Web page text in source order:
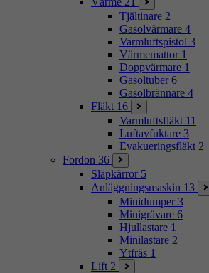
Tjältinare 2
Gasolvärmare 4
Varmluftspistol 3
Värmemattor 1
Doppvärmare 1
Gasoltuber 6
Gasolbrännare 4
Fläkt 16
Varmluftsfläkt 11
Luftavfuktare 3
Evakueringsfläkt 2
Fordon 36
Släpkärror 5
Anläggningsmaskin 13
Minidumper 3
Minigrävare 6
Hjullastare 1
Minilastare 2
Ytfräs 1
Lift 2